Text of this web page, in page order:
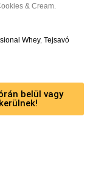
& Cream.
Whey, Tejsavó
belül vagy